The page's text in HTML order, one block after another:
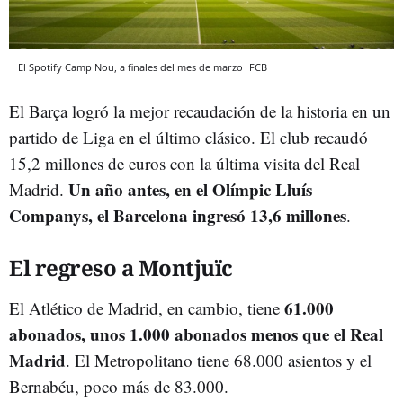
El Spotify Camp Nou, a finales del mes de marzo FCB
El Barça logró la mejor recaudación de la historia en un
partido de Liga en el último clásico. El club recaudó
15,2 millones de euros con la última visita del Real
Madrid. Un año antes, en el Olímpic Lluís
Companys, el Barcelona ingresó 13,6 millones.
El regreso a Montjuïc
El Atlético de Madrid, en cambio, tiene 61.000
abonados, unos 1.000 abonados menos que el Real
Madrid. El Metropolitano tiene 68.000 asientos y el
Bernabéu, poco más de 83.000.